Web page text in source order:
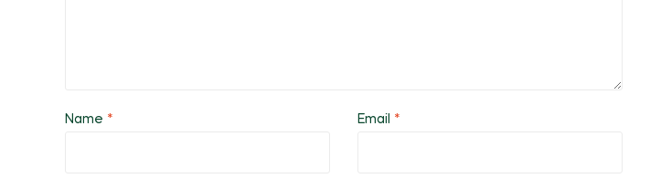
Name * Email *